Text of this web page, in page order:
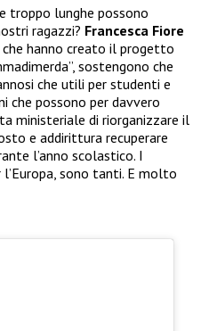
troppo lunghe possono
ragazzi? Francesca Fiore
hanno creato il progetto
sostengono che
che utili per studenti e
che possono per davvero
ministeriale di riorganizzare il
e addirittura recuperare
l’anno scolastico. I
sono tanti. E molto